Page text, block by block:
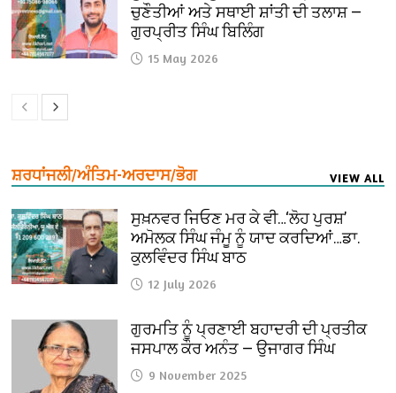
ਚੁਣੌਤੀਆਂ ਅਤੇ ਸਥਾਈ ਸ਼ਾਂਤੀ ਦੀ ਤਲਾਸ਼ —
ਗੁਰਪ੍ਰੀਤ ਸਿੰਘ ਬਿਲਿੰਗ
15 May 2026
ਸ਼ਰਧਾਂਜਲੀ/ਅੰਤਿਮ-ਅਰਦਾਸ/ਭੋਗ VIEW ALL
ਸੁਖ਼ਨਵਰ ਜਿਓਣ ਮਰ ਕੇ ਵੀ…‘ਲੋਹ ਪੁਰਸ਼’
ਅਮੋਲਕ ਸਿੰਘ ਜੰਮੂ ਨੂੰ ਯਾਦ ਕਰਦਿਆਂ…ਡਾ.
ਕੁਲਵਿੰਦਰ ਸਿੰਘ ਬਾਠ
12 July 2026
ਗੁਰਮਤਿ ਨੂੰ ਪ੍ਰਣਾਈ ਬਹਾਦਰੀ ਦੀ ਪ੍ਰਤੀਕ
ਜਸਪਾਲ ਕੌਰ ਅਨੰਤ — ਉਜਾਗਰ ਸਿੰਘ
9 November 2025